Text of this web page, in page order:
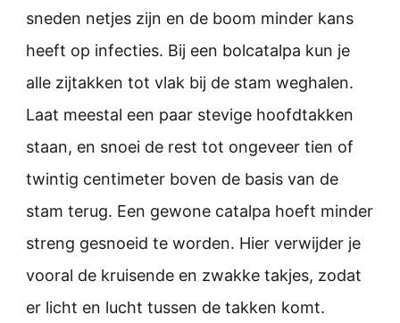
sneden netjes zijn en de boom minder kans
heeft op infecties. Bij een bolcatalpa kun je
alle zijtakken tot vlak bij de stam weghalen.
Laat meestal een paar stevige hoofdtakken
staan, en snoei de rest tot ongeveer tien of
twintig centimeter boven de basis van de
stam terug. Een gewone catalpa hoeft minder
streng gesnoeid te worden. Hier verwijder je
vooral de kruisende en zwakke takjes, zodat
er licht en lucht tussen de takken komt.